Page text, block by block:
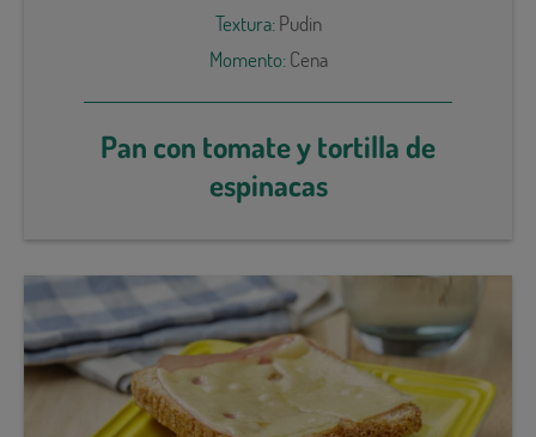
Textura:Pudin
Momento:Cena
Pan con tomate y tortilla de
espinacas